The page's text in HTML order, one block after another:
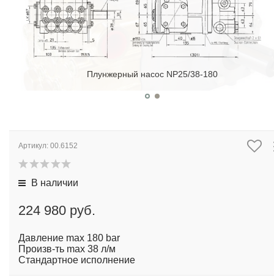
Плунжерный насос NP25/38-180
Артикул: 00.6152
В наличии
224 980 руб.
Давление max 180 bar
Произв-ть max 38 л/м
Стандартное исполнение